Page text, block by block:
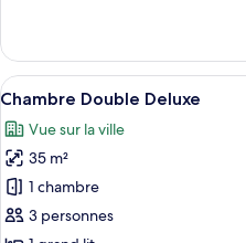
le
type
de
Chambre
Deluxe
Afficher
toutes
les
photos
pour
ce
10
Chambre Double Deluxe
Vue sur la ville
35 m²
1 chambre
3 personnes